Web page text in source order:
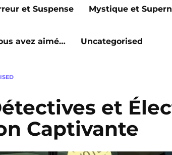
et Suspense Mystique et
avez aimé… Uncategorised
et
Captivante